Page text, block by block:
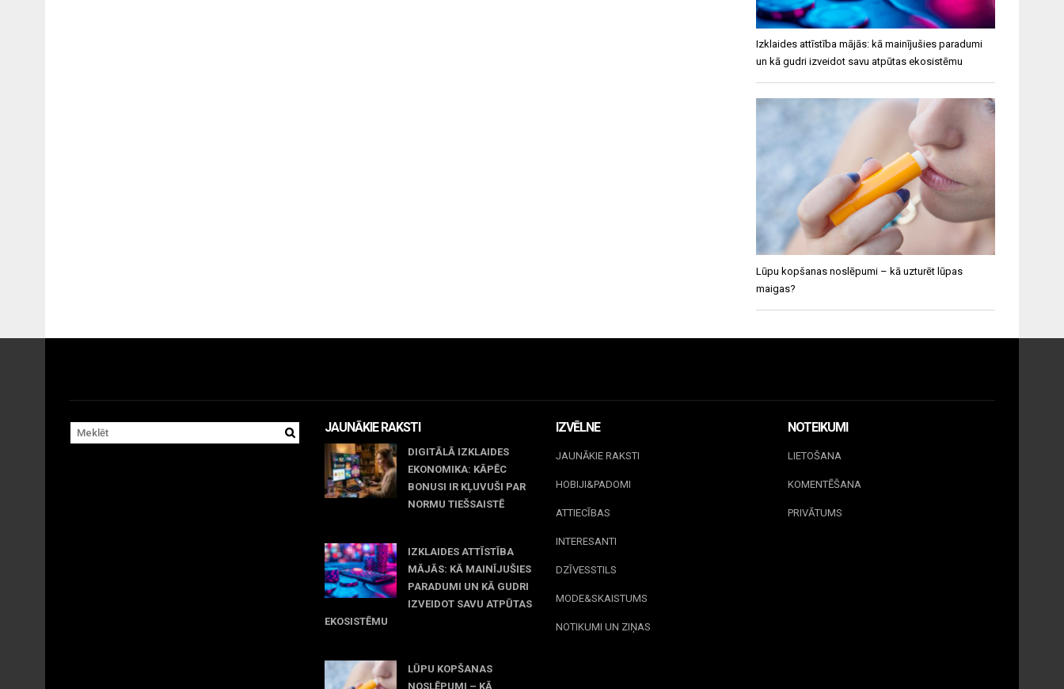
Izklaides attīstība mājās: kā mainījušies paradumi
un kā gudri izveidot savu atpūtas ekosistēmu
Lūpu kopšanas noslēpumi – kā uzturēt lūpas
maigas?
JAUNĀKIE RAKSTI
DIGITĀLĀ IZKLAIDES
EKONOMIKA: KĀPĒC
BONUSI IR KĻUVUŠI PAR
NORMU TIEŠSAISTĒ
IZKLAIDES ATTĪSTĪBA
MĀJĀS: KĀ MAINĪJUŠIES
PARADUMI UN KĀ GUDRI
IZVEIDOT SAVU ATPŪTAS
EKOSISTĒMU
LŪPU KOPŠANAS
NOSLĒPUMI – KĀ
IZVĒLNE
JAUNĀKIE RAKSTI
HOBIJI&PADOMI
ATTIECĪBAS
INTERESANTI
DZĪVESSTILS
MODE&SKAISTUMS
NOTIKUMI UN ZIŅAS
NOTEIKUMI
LIETOŠANA
KOMENTĒŠANA
PRIVĀTUMS